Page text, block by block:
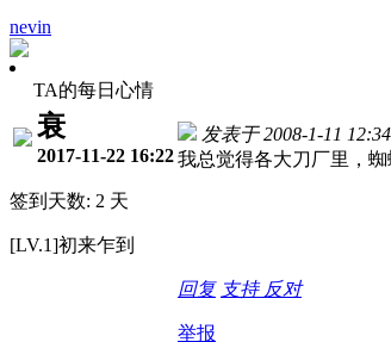
nevin
TA的每日心情
衰
2017-11-22 16:22
签到天数: 2 天
[LV.1]初来乍到
发表于 2008-1-11 12:34
我总觉得各大刀厂里，
回复 支持 反对
举报